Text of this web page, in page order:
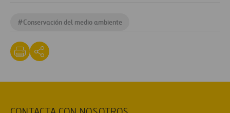
#Conservación del medio ambiente